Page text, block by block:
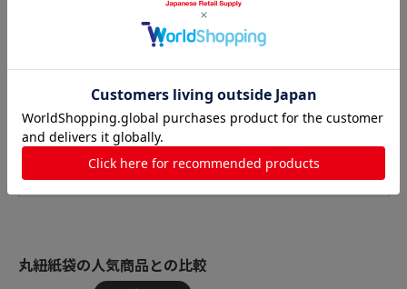
丸紐紙袋の人気商品との比較